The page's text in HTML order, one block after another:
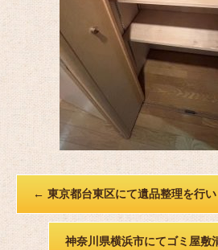
← 東京都台東区にて遺品整理を行い
神奈川県横浜市にてゴミ屋敷